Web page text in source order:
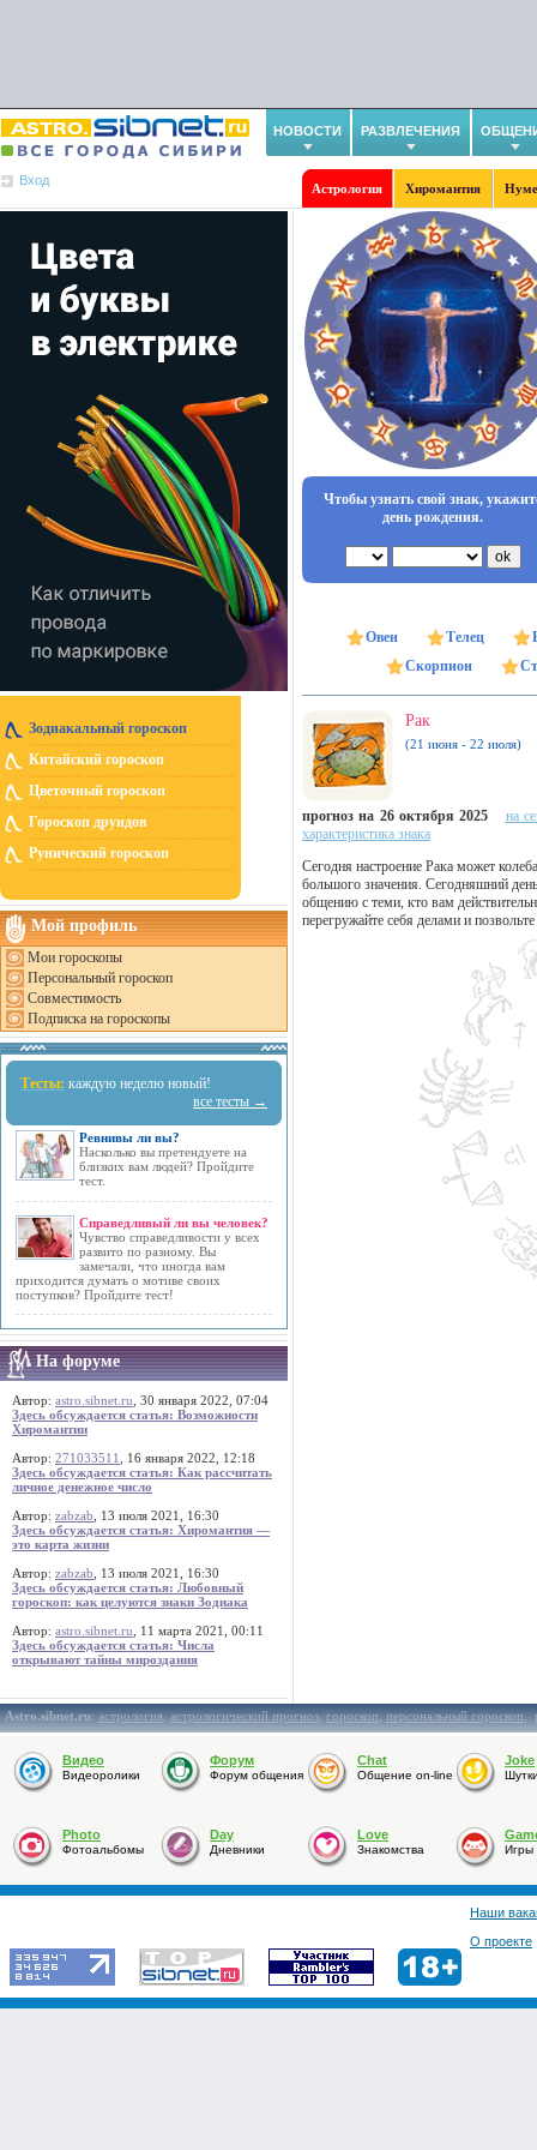
НОВОСТИ РАЗВЛЕЧЕНИЯ
Вход
Астрология Хиромантия
Зодиакальный гороскоп
Китайский гороскоп
Цветочный гороскоп
Гороскоп друидов
Рунический гороскоп
Мой профиль
Мои гороскопы
Персональный гороскоп
Совместимость
Подписка на гороскопы
Тесты: каждую неделю новый!
все тесты →
Ревнивы ли вы?
Насколько вы претендуете на
близких вам людей? Пройдите
тест.
Справедливый ли вы человек?
Чувство справедливости у всех
развито по разному. Вы
замечали, что иногда вам
приходится думать о мотиве своих
поступков? Пройдите тест!
На форуме
Автор: astro.sibnet.ru , 30 января 2022, 07:04
Здесь обсуждается статья: Возможности
Хиромантии
Автор: 271033511
, 16 января 2022, 12:18
Здесь обсуждается статья: Как рассчитать
личное денежное число
Автор: zabzab , 13 июля 2021, 16:30
Здесь обсуждается статья: Хиромантия —
это карта жизни
Автор: zabzab , 13 июля 2021, 16:30
Здесь обсуждается статья: Любовный
гороскоп: как целуются знаки Зодиака
Автор: astro.sibnet.ru , 11 марта 2021, 00:11
Здесь обсуждается статья: Числа
открывают тайны мироздания
Чтобы узнать свой знак,
день рождения.
Овен Телец
Скорпион
Рак
(21 июня - 22 июля)
прогноз на 26 октября 2025
на
характеристика знака
Сегодня настроение Рака может
большого значения. Сегодняшний
общению с теми, кто вам
перегружайте себя делами и
Astro.sibnet.ru:астрология,астрологический прогноз,гороскоп,персональный гороскоп,
Видео
Видеоролики
Форум
Форум общения
Chat
Общение on-line
Joke
Photo
Фотоальбомы
Day
Дневники
Love
Знакомства Игры
Наши
О проекте